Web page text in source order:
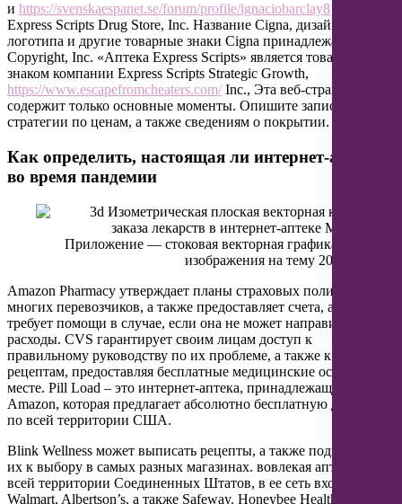
и https://svenskaespanet.se/forum/profile/ignaciobarclay8
Express Scripts Drug Store, Inc. Название Cigna, дизайн
логотипа и другие товарные знаки Cigna принадлежат Cigna
Copyright, Inc. «Аптека Express Scripts» является товарным
знаком компании Express Scripts Strategic Growth,
https://www.escapefromcheaters.com/Inc., Эта веб-страница
содержит только основные моменты. Опишите записи своей
стратегии по ценам, а также сведениям о покрытии.
Как определить, настоящая ли интернет-аптека
во время пандемии
Amazon Pharmacy утверждает планы страховых полисов от
многих перевозчиков, а также предоставляет счета, а также
требует помощи в случае, если она не может направить
расходы. CVS гарантирует своим лицам доступ к
правильному руководству по их проблеме, а также к
рецептам, предоставляя бесплатные медицинские осмотры на
месте. Pill Load – это интернет-аптека, принадлежащая
Amazon, которая предлагает абсолютно бесплатную доставку
по всей территории США.
Blink Wellness может выписать рецепты, а также подготовить
их к выбору в самых разных магазинах. вовлекая аптеки по
всей территории Соединенных Штатов, в ее сеть входят
Walmart, Albertson’s, а также Safeway. Honeybee Health and